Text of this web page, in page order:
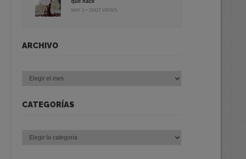
MAY 1 • 15427 VIEWS
ARCHIVO
CATEGORÍAS